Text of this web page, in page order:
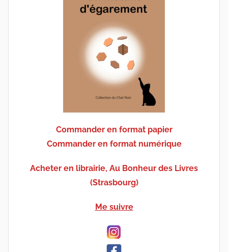
Commander en format papier
Commander en format numérique
Acheter en librairie, Au Bonheur des Livres
(Strasbourg)
Me suivre